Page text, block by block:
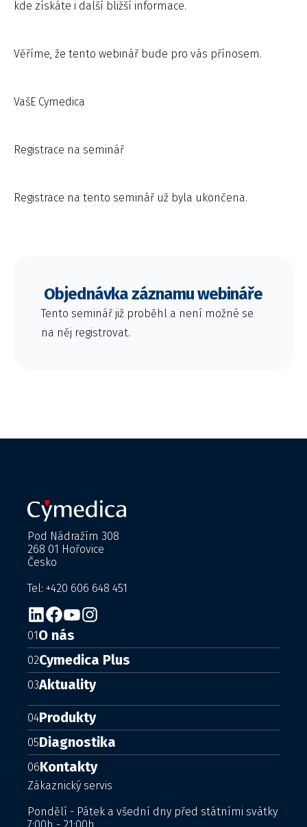
kde získáte i další bližší informace.
Věříme, že tento webinář bude pro vás přínosem.
VašE Cymedica
Registrace na seminář
Registrace na tento seminář už byla ukončena.
Objednávka záznamu webináře
Tento seminář již proběhl a není možné se
na něj registrovat.
Pod Nádražím 308
268 01 Hořovice
Česko
Tel: +420 606 648 451
01O nás
02Cymedica Plus
03Aktuality
04Produkty
05Diagnostika
06Kontakty
Zákaznický servis
Pondělí - Pátek a všední dny před státními svátky
7:00h - 21:00h